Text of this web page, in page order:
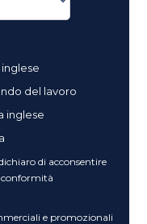
del lavoro
inglese
di acconsentire
e promozionali